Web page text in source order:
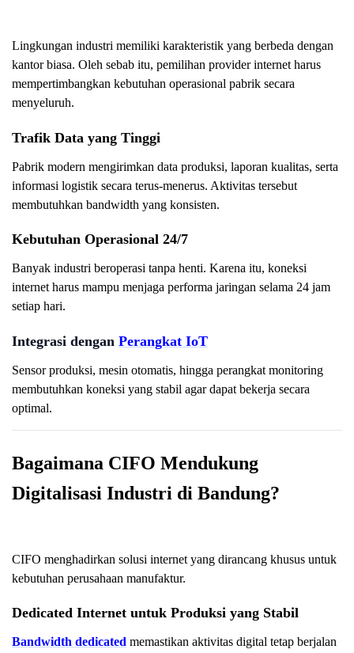
Lingkungan industri memiliki karakteristik yang berbeda dengan
kantor biasa. Oleh sebab itu, pemilihan provider internet harus
mempertimbangkan kebutuhan operasional pabrik secara
menyeluruh.
Trafik Data yang Tinggi
Pabrik modern mengirimkan data produksi, laporan kualitas, serta
informasi logistik secara terus-menerus. Aktivitas tersebut
membutuhkan bandwidth yang konsisten.
Kebutuhan Operasional 24/7
Banyak industri beroperasi tanpa henti. Karena itu, koneksi
internet harus mampu menjaga performa jaringan selama 24 jam
setiap hari.
Integrasi dengan Perangkat IoT
Sensor produksi, mesin otomatis, hingga perangkat monitoring
membutuhkan koneksi yang stabil agar dapat bekerja secara
optimal.
Bagaimana CIFO Mendukung
Digitalisasi Industri di Bandung?
CIFO menghadirkan solusi internet yang dirancang khusus untuk
kebutuhan perusahaan manufaktur.
Dedicated Internet untuk Produksi yang Stabil
Bandwidth dedicated memastikan aktivitas digital tetap berjalan